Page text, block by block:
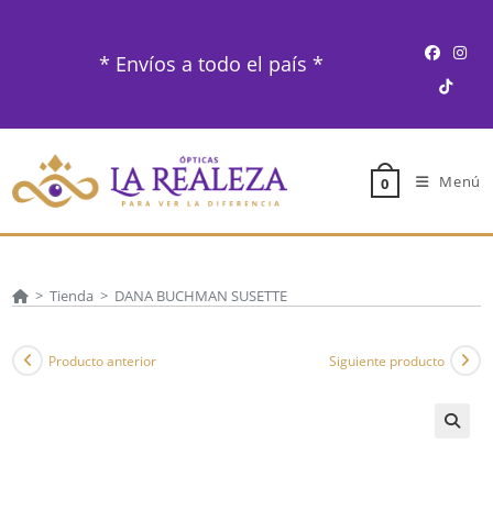
* Envíos a todo el país *
0 Menú
> Tienda > DANA BUCHMAN SUSETTE
Producto anterior Siguiente producto